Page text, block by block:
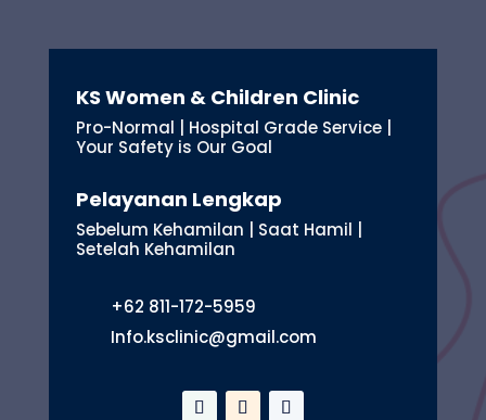
KS Women & Children Clinic
Pro-Normal | Hospital Grade Service |
Your Safety is Our Goal
Pelayanan Lengkap
Sebelum Kehamilan | Saat Hamil |
Setelah Kehamilan
+62 811-172-5959
Info.ksclinic@gmail.com